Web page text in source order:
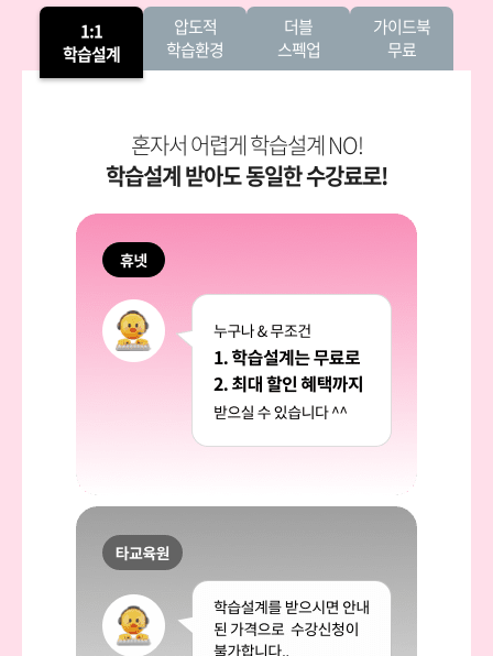
1:1
학습설계
압도적
학습환경
더블
스펙업
가이드북
무료
혼자서 어렵게 학습설계 NO!
학습설계 받아도 동일한 수강료로!